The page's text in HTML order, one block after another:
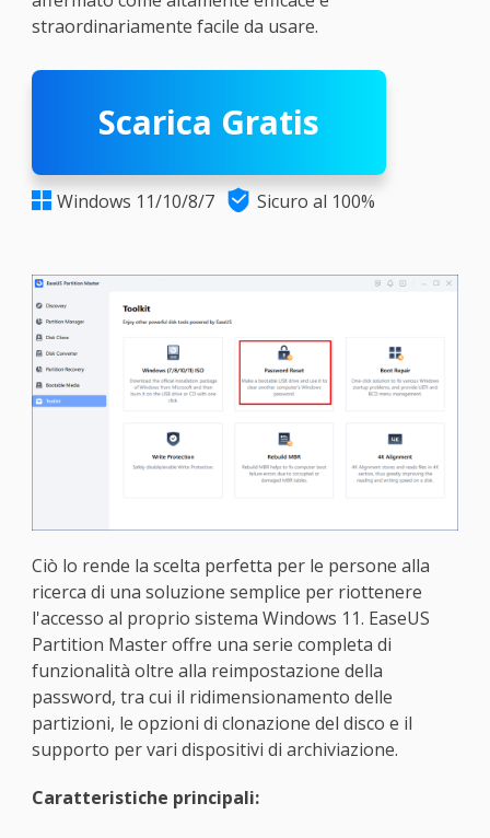
straordinariamente facile da usare.
Scarica Gratis
 Windows 11/10/8/7  Sicuro al 100%
Ciò lo rende la scelta perfetta per le persone alla
ricerca di una soluzione semplice per riottenere
l'accesso al proprio sistema Windows 11. EaseUS
Partition Master offre una serie completa di
funzionalità oltre alla reimpostazione della
password, tra cui il ridimensionamento delle
partizioni, le opzioni di clonazione del disco e il
supporto per vari dispositivi di archiviazione.
Caratteristiche principali: